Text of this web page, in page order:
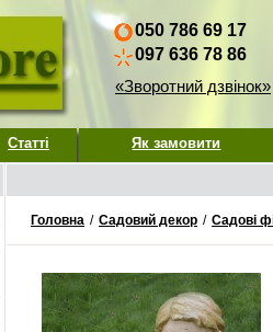
050 786 69 17
097 636 78 86
«Зворотний дзвінок»
Статті Як замовити
Головна / Садовий декор / Садові